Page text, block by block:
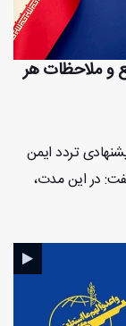
و ملاحظات هر
تردد ایمن
در این مدت،